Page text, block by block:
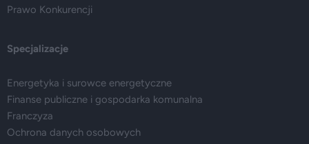
Prawo Konkurencji
Specjalizacje
Energetyka i surowce energetyczne
Finanse publiczne i gospodarka komunalna
Franczyza
Ochrona danych osobowych